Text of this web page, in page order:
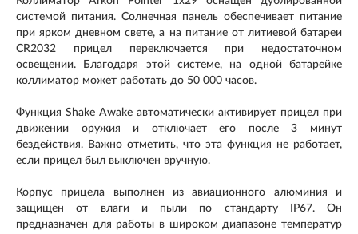
системой питания. Солнечная панель обеспечивает питание
при ярком дневном свете, а на питание от литиевой батареи
CR2032 прицел переключается при недостаточном
освещении. Благодаря этой системе, на одной батарейке
коллиматор может работать до 50 000 часов.
Функция Shake Awake автоматически активирует прицел при
движении оружия и отключает его после 3 минут
бездействия. Важно отметить, что эта функция не работает,
если прицел был выключен вручную.
Корпус прицела выполнен из авиационного алюминия и
защищен от влаги и пыли по стандарту IP67. Он
предназначен для работы в широком диапазоне температур